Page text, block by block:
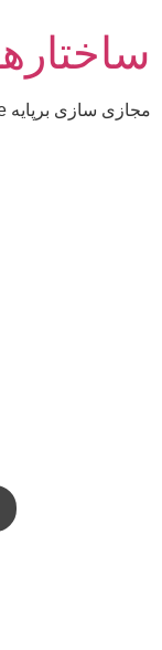
مجازی سازی برپایه VMware